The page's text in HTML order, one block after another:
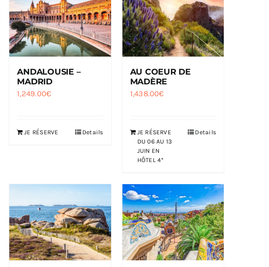
ANDALOUSIE –
MADRID
1,249.00€
JE RÉSERVE Details
AU COEUR DE
MADÈRE
1,438.00€
JE RÉSERVE
DU 06 AU 13
JUIN EN
HÔTEL 4*
Details